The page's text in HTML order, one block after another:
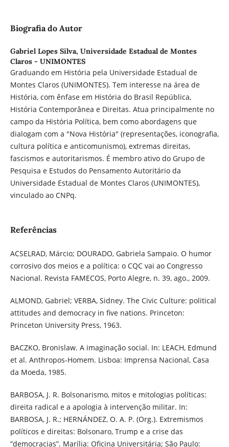
Biografia do Autor
Gabriel Lopes Silva, Universidade Estadual de Montes
Claros - UNIMONTES
Graduando em História pela Universidade Estadual de
Montes Claros (UNIMONTES). Tem interesse na área de
História, com ênfase em História do Brasil República,
História Contemporânea e Direitas. Atua principalmente no
campo da História Política, bem como abordagens que
dialogam com a "Nova História" (representações, iconografia,
cultura política e anticomunismo), extremas direitas,
fascismos e autoritarismos. É membro ativo do Grupo de
Pesquisa e Estudos do Pensamento Autoritário da
Universidade Estadual de Montes Claros (UNIMONTES),
vinculado ao CNPq.
Referências
ACSELRAD, Márcio; DOURADO, Gabriela Sampaio. O humor
corrosivo dos meios e a política: o CQC vai ao Congresso
Nacional. Revista FAMECOS, Porto Alegre, n. 39, ago., 2009.
ALMOND, Gabriel; VERBA, Sidney. The Civic Culture: political
attitudes and democracy in five nations. Princeton:
Princeton University Press, 1963.
BACZKO, Bronislaw. A imaginação social. In: LEACH, Edmund
et al. Anthropos-Homem. Lisboa: Imprensa Nacional, Casa
da Moeda, 1985.
BARBOSA, J. R. Bolsonarismo, mitos e mitologias políticas:
direita radical e a apologia à intervenção militar. In:
BARBOSA, J. R.; HERNÁNDEZ, O. A. P. (Org.). Extremismos
políticos e direitas: Bolsonaro, Trump e a crise das
“democracias”. Marília: Oficina Universitária; São Paulo: